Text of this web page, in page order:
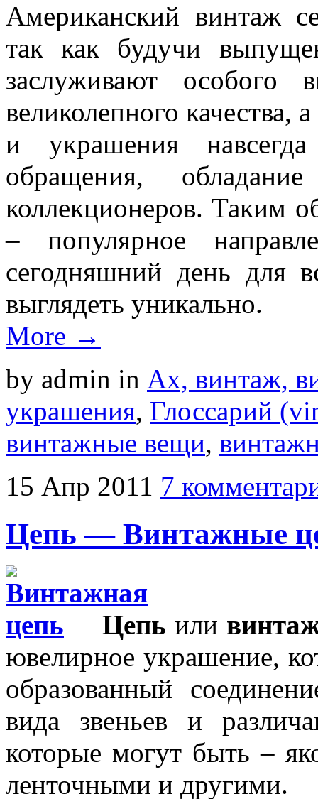
Американский винтаж
так как будучи
заслуживают
великолепного
и украшения
обращения,
коллекционеров. Таким
– популярное
сегодняшний день для
выглядеть уникально.
More →
by admin in Ах, винтаж,
украшения, Глоссарий
винтажные вещи,
15 Апр 2011 7
Цепь — Винтажные
Цепьили
ювелирное украшение,
образованный
вида звеньев и
которые могут быть –
ленточными и другими.